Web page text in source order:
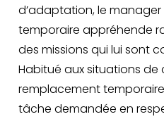
d’adaptation, le
temporaire appréhende
des missions qui lui sont
Habitué aux situations de
remplacement
tâche demandée en